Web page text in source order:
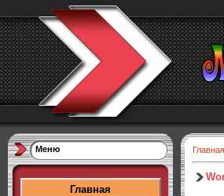
Меню
Главная
Главная